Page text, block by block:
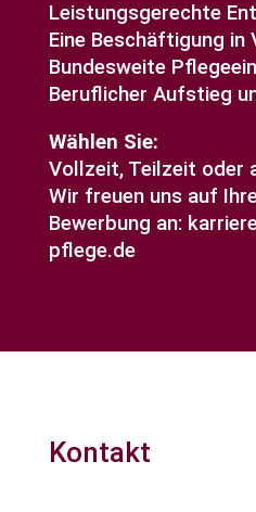
Leistungsgerechte
Eine Beschäftigung in
Bundesweite
Beruflicher Aufstieg
Wählen Sie:
Vollzeit, Teilzeit oder
Wir freuen uns auf
Bewerbung an:
pflege.de
Kontakt